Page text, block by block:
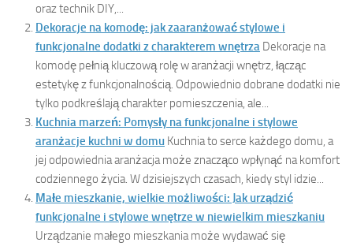
oraz technik DIY,...
Dekoracje na komodę: jak zaaranżować stylowe i
funkcjonalne dodatki z charakterem wnętrza Dekoracje na
komodę pełnią kluczową rolę w aranżacji wnętrz, łącząc
estetykę z funkcjonalnością. Odpowiednio dobrane dodatki nie
tylko podkreślają charakter pomieszczenia, ale...
Kuchnia marzeń: Pomysły na funkcjonalne i stylowe
aranżacje kuchni w domu Kuchnia to serce każdego domu, a
jej odpowiednia aranżacja może znacząco wpłynąć na komfort
codziennego życia. W dzisiejszych czasach, kiedy styl idzie...
Małe mieszkanie, wielkie możliwości: Jak urządzić
funkcjonalne i stylowe wnętrze w niewielkim mieszkaniu
Urządzanie małego mieszkania może wydawać się